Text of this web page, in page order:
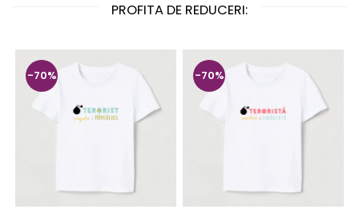
PROFITA DE REDUCERI:
-70% -70%